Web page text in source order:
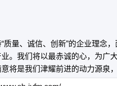
质量、诚信、创新”的企业理念
。我们将以最赤诚的心，为广
将是我们津耀前进的动力源泉
导”的目标而不懈努力。